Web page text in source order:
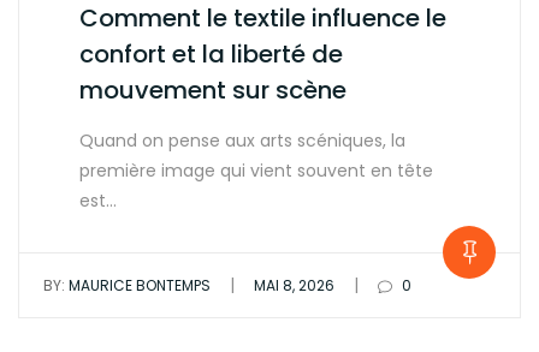
Comment le textile influence le
confort et la liberté de
mouvement sur scène
Quand on pense aux arts scéniques, la
première image qui vient souvent en tête
est…
BY: MAURICE BONTEMPS | MAI 8, 2026 | 0